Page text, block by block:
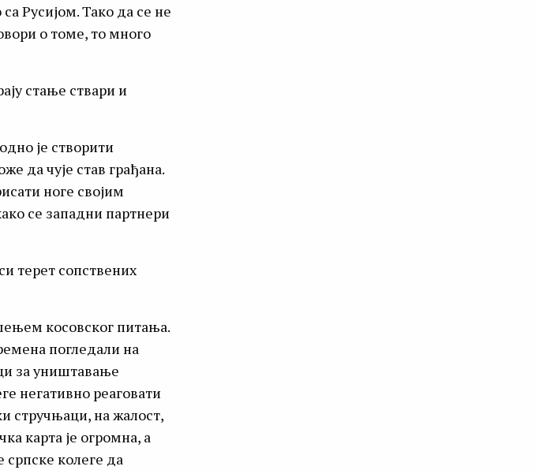
Русијом. Тако да се не
о томе, то много
стање ствари и
је створити
да чује став грађана.
ноге својим
се западни партнери
терет сопствених
косовског питања.
погледали на
за уништавање
негативно реаговати
стручњаци, на жалост,
карта је огромна, а
српске колеге да